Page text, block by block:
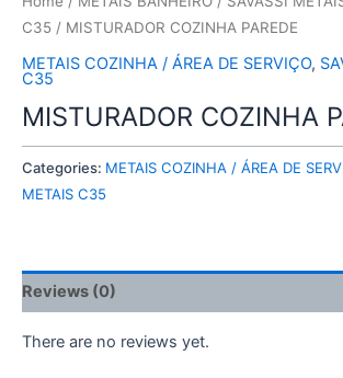
C35 / MISTURADOR COZINHA PAREDE
METAIS COZINHA / ÁREA DE SERVIÇO,
C35
MISTURADOR COZINHA
Categories: METAIS COZINHA / ÁREA DE
METAIS C35
Reviews (0)
There are no reviews yet.